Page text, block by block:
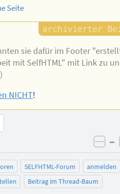
Seite
sie dafür im Footer
mit SelfHTML" mit Link zu
NICHT!
–
SELFHTML-Forum
anmelden
Beitrag im Thread-Baum